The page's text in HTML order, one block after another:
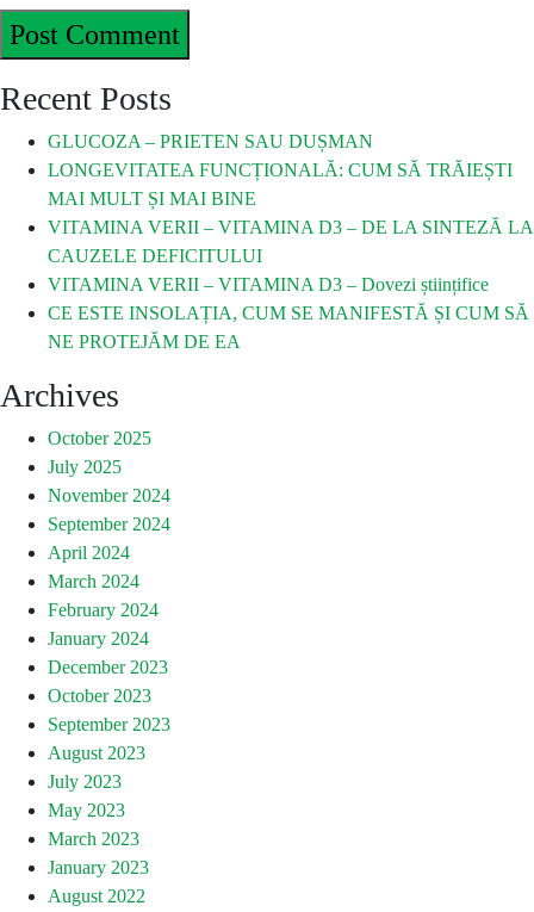
Recent Posts
GLUCOZA – PRIETEN SAU DUȘMAN
LONGEVITATEA FUNCȚIONALĂ: CUM SĂ TRĂIEȘTI
MAI MULT ȘI MAI BINE
VITAMINA VERII – VITAMINA D3 – DE LA SINTEZĂ LA
CAUZELE DEFICITULUI
VITAMINA VERII – VITAMINA D3 – Dovezi științifice
CE ESTE INSOLAȚIA, CUM SE MANIFESTĂ ȘI CUM SĂ
NE PROTEJĂM DE EA
Archives
October 2025
July 2025
November 2024
September 2024
April 2024
March 2024
February 2024
January 2024
December 2023
October 2023
September 2023
August 2023
July 2023
May 2023
March 2023
January 2023
August 2022